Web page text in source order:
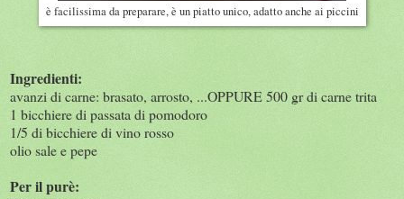
è facilissima da preparare, è un piatto unico, adatto anche ai piccini
Ingredienti:
avanzi di carne: brasato, arrosto, ...OPPURE 500 gr di carne trita
1 bicchiere di passata di pomodoro
1/5 di bicchiere di vino rosso
olio sale e pepe
Per il purè: